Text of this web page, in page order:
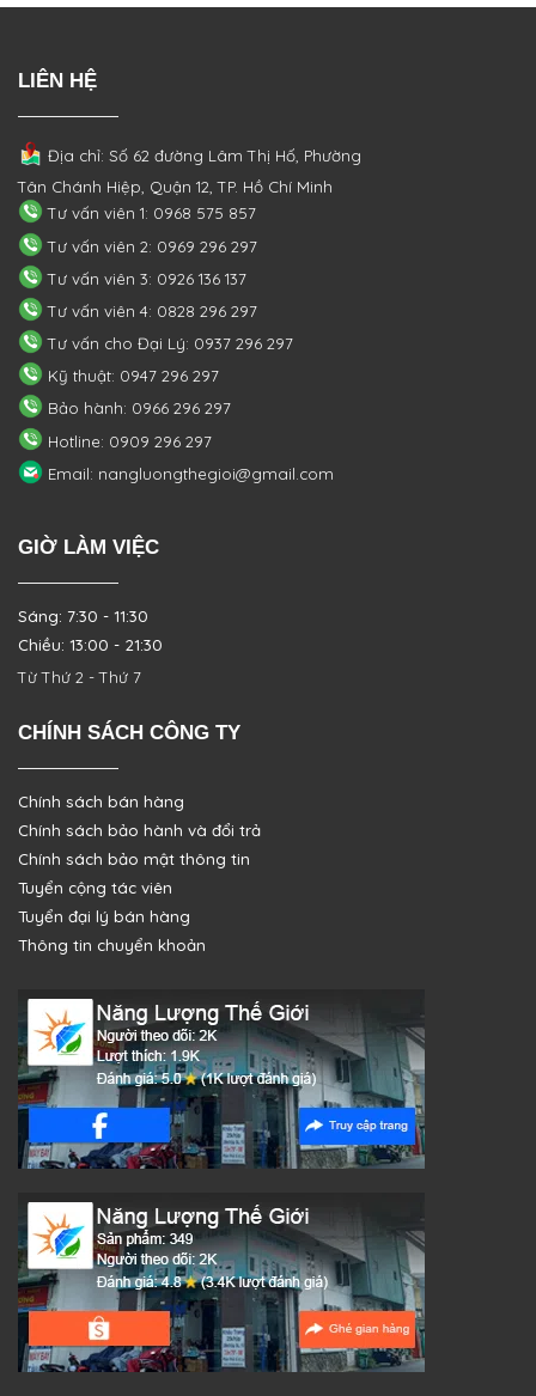
LIÊN HỆ
Địa chỉ: Số 62 đường Lâm Thị Hố, Phường
Tân Chánh Hiệp, Quận 12, TP. Hồ Chí Minh
Tư vấn viên 1: 0968 575 857
Tư vấn viên 2: 0969 296 297
Tư vấn viên 3: 0926 136 137
Tư vấn viên 4: 0828 296 297
Tư vấn cho Đại Lý: 0937 296 297
Kỹ thuật: 0947 296 297
Bảo hành: 0966 296 297
Hotline: 0909 296 297
Email: nangluongthegioi@gmail.com
GIỜ LÀM VIỆC
Sáng: 7:30 - 11:30
Chiều: 13:00 - 21:30
Từ Thứ 2 - Thứ 7
CHÍNH SÁCH CÔNG TY
Chính sách bán hàng
Chính sách bảo hành và đổi trả
Chính sách bảo mật thông tin
Tuyển cộng tác viên
Tuyển đại lý bán hàng
Thông tin chuyển khoản